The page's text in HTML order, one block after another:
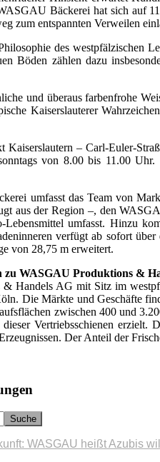
Bäckerei hat sich auf
zum entspannten Verweilen
des westpfälzischen
Böden zählen dazu
und überaus farbenfrohe
Kaiserslauterer
– Carl-Euler-
von 8.00 bis 11.00
umfasst das Team von
aus der Region –, den
umfasst. Hinzu
verfügt ab sofort
von 28,75 m erweitert.
WASGAU Produktions &
Handels AG mit Sitz im
Die Märkte und Geschäfte
zwischen 400 und
dieser Vertriebsschienen
Der Anteil der
WASGAU heißt Azubis